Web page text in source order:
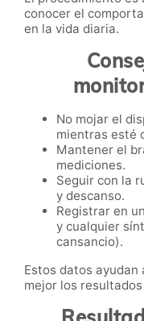
conocer el
en la vida diaria.
No mojar el
mientras esté
Mantener el
mediciones.
Seguir con la
y descanso.
Registrar en
y cualquier
cansancio).
Estos datos
mejor los